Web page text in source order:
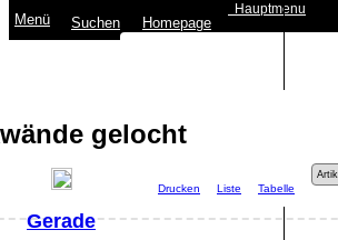
Menü Suchen Homepage
Hauptmenu
gelocht
Gerade
Drucken Liste Tabelle